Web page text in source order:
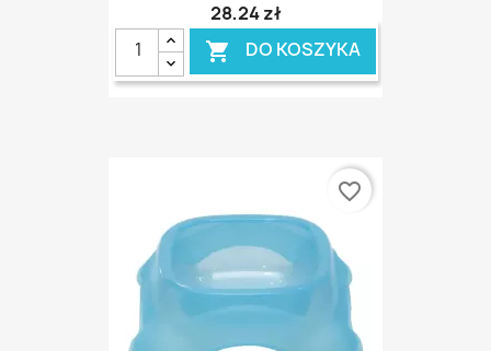
28,24 zł
 DO KOSZYKA
favorite_border